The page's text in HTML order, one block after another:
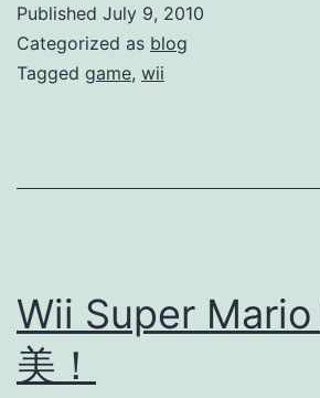
Published July 9, 2010
Categorized as blog
Tagged game, wii
Wii Super Mario
美！